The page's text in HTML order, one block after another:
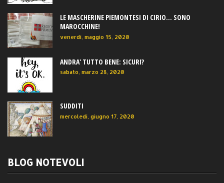
LE MASCHERINE PIEMONTESI DI CIRIO... SONO
MAROCCHINE!
venerdì, maggio 15, 2020
ANDRA' TUTTO BENE: SICURI?
sabato, marzo 28, 2020
SUDDITI
mercoledì, giugno 17, 2020
BLOG NOTEVOLI